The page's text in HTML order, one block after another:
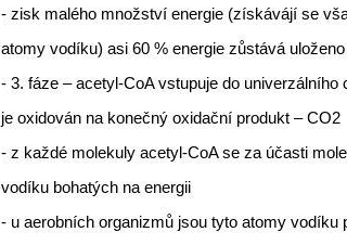
- zisk malého množství energie (získávájí se
atomy vodíku) asi 60 % energie zůstává
- 3. fáze – acetyl-CoA vstupuje do
je oxidován na konečný oxidační produkt – CO2
- z každé molekuly acetyl-CoA se za účasti
vodíku bohatých na energii
- u aerobních organizmů jsou tyto atomy vodíku